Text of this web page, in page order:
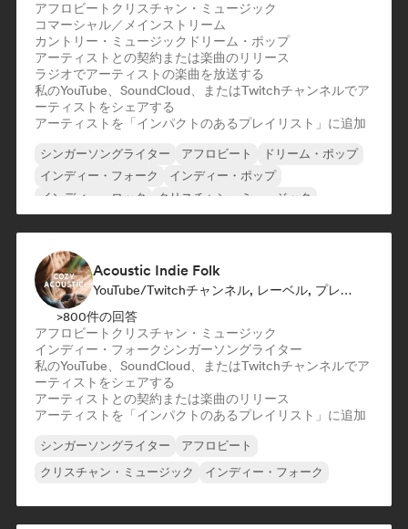
アフロビート クリスチャン・ミュージック
コマーシャル／メインストリーム
カントリー・ミュージック ドリーム・ポップ
アーティストとの契約または楽曲のリリース
ラジオでアーティストの楽曲を放送する
私のYouTube、SoundCloud、またはTwitchチャンネルでア
ーティストをシェアする
アーティストを「インパクトのあるプレイリスト」に追加
シンガーソングライター アフロビート
ドリーム・ポップ
インディー・フォーク
インディー・ポップ
インディー・ロック
クリスチャン・ミュージック
Acoustic Indie Folk
YouTube/Twitchチャンネル, レーベル, プレイリスト・キュレーター
>800件の回答
アフロビート クリスチャン・ミュージック
インディー・フォークシンガーソングライター
私のYouTube、SoundCloud、またはTwitchチャンネルでア
ーティストをシェアする
アーティストとの契約または楽曲のリリース
アーティストを「インパクトのあるプレイリスト」に追加
シンガーソングライター
アフロビート
クリスチャン・ミュージック
インディー・フォーク